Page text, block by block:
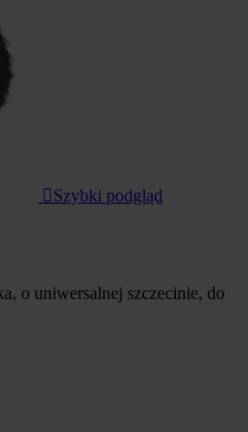
 Szybki podgląd
o uniwersalnej szczecinie, do